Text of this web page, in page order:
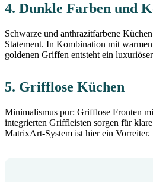
4. Dunkle Farben und
Schwarze und anthrazitfarbene
Statement. In Kombination mit
goldenen Griffen entsteht ein
5. Grifflose Küchen
Minimalismus pur: Grifflose Fronten
integrierten Griffleisten sorgen für
MatrixArt-System ist hier ein Vorreiter.